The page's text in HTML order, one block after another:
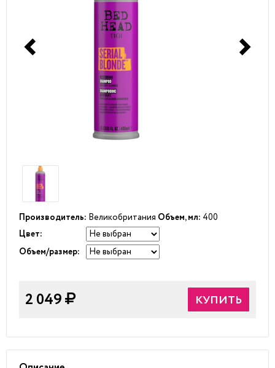
Производитель: Великобритания Объем, мл: 400
Цвет:
Объем/размер:
2 049 КУПИТЬ